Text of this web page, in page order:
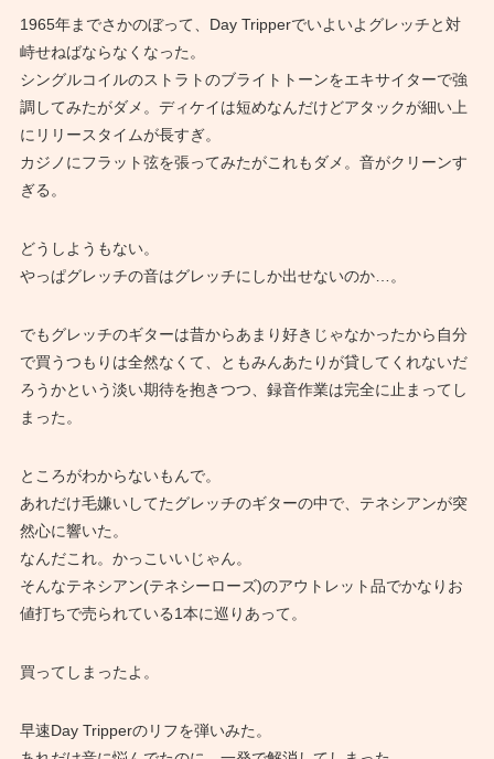
1965年までさかのぼって、Day Tripperでいよいよグレッチと対
峙せねばならなくなった。
シングルコイルのストラトのブライトトーンをエキサイターで強
調してみたがダメ。ディケイは短めなんだけどアタックが細い上
にリリースタイムが長すぎ。
カジノにフラット弦を張ってみたがこれもダメ。音がクリーンす
ぎる。
どうしようもない。
やっぱグレッチの音はグレッチにしか出せないのか…。
でもグレッチのギターは昔からあまり好きじゃなかったから自分
で買うつもりは全然なくて、ともみんあたりが貸してくれないだ
ろうかという淡い期待を抱きつつ、録音作業は完全に止まってし
まった。
ところがわからないもんで。
あれだけ毛嫌いしてたグレッチのギターの中で、テネシアンが突
然心に響いた。
なんだこれ。かっこいいじゃん。
そんなテネシアン(テネシーローズ)のアウトレット品でかなりお
値打ちで売られている1本に巡りあって。
買ってしまったよ。
早速Day Tripperのリフを弾いみた。